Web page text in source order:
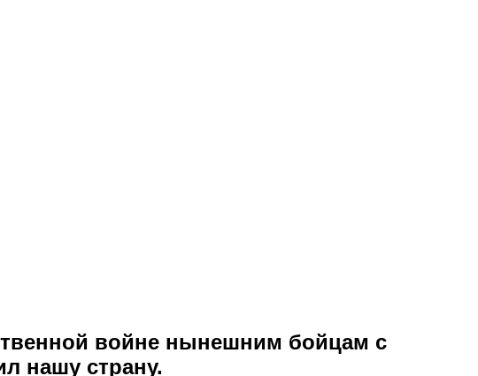
войне нынешним бойцам с
нашу страну.